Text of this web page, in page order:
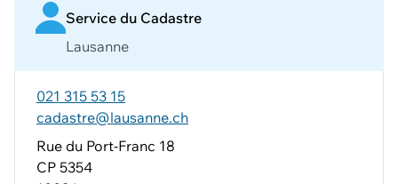
Service du Cadastre
Lausanne
021 315 53 15
cadastre@lausanne.ch
Rue du Port-Franc 18
CP 5354